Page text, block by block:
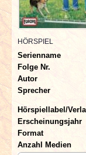
SPECIALS
REDAKTION
LINKS
ARCHIV
HÖRSPIEL
Serienname
Folge Nr.
Autor
Sprecher
Hörspiellabel/
Erscheinungsjahr
Format
Anzahl Medien